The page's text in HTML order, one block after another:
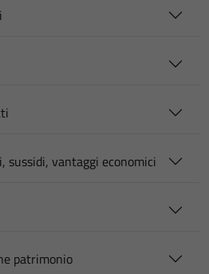
sussidi, vantaggi economici
patrimonio